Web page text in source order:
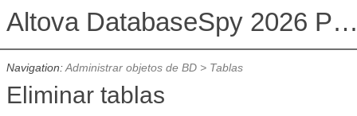
Altova DatabaseSpy 2026
Navigation:Administrar objetos de BD> Tablas
Eliminar tablas